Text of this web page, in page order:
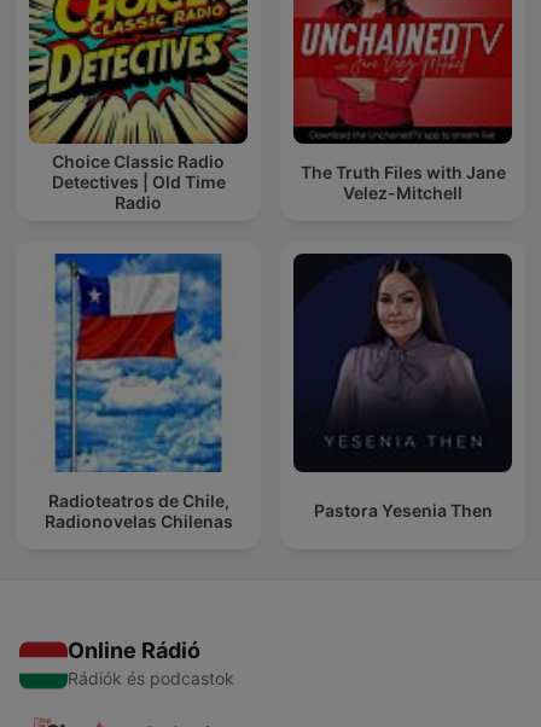
Choice Classic Radio
Detectives | Old Time
Radio
The Truth Files with Jane
Velez-Mitchell
Radioteatros de Chile,
Radionovelas Chilenas
Pastora Yesenia Then
Online Rádió
Rádiók és podcastok